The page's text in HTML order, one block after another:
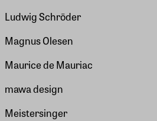
Ludwig Schröder
Magnus Olesen
Maurice de Mauriac
mawa design
Meistersinger